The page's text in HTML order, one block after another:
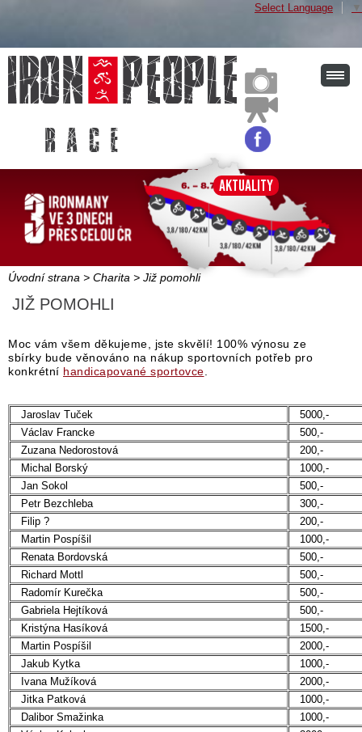
Select Language ▼
r a c e
Aktuality
Úvodní strana > Charita > Již pomohli
JIŽ POMOHLI
Moc vám všem děkujeme, jste skvělí! 100% výnosu ze
sbírky bude věnováno na nákup sportovních potřeb pro
konkrétní handicapované sportovce
Jaroslav Tuček
5000,-
Václav Francke
500,-
Zuzana Nedorostová
200,-
Michal Borský
1000,-
Jan Sokol
500,-
Petr Bezchleba
300,-
Filip ?
200,-
Martin Pospíšil
1000,-
Renata Bordovská
500,-
Richard Mottl
500,-
Radomír Kurečka
500,-
Gabriela Hejtíková
500,-
Kristýna Hasíková
1500,-
Martin Pospíšil
2000,-
Jakub Kytka
1000,-
Ivana Mužíková
2000,-
Jitka Patková
1000,-
Dalibor Smažinka
1000,-